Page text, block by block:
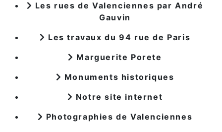
Les rues de Valenciennes par André
Gauvin
Les travaux du 94 rue de Paris
Marguerite Porete
Monuments historiques
Notre site internet
Photographies de Valenciennes